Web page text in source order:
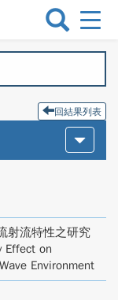
選
切
回結果列表
射流特性之研究
Effect on
Environment